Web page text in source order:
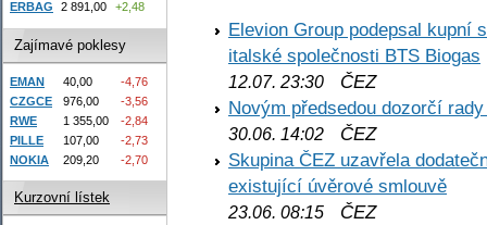
Elevion Group podepsal kupní
italské společnosti BTS Biogas
12.07. 23:30 ČEZ
Novým předsedou dozorčí
30.06. 14:02 ČEZ
Skupina ČEZ uzavřela
existující úvěrové smlouvě
23.06. 08:15 ČEZ
ERBAG
2 891,00 +2,48
Zajímavé poklesy
EMAN 40,00
-4,76
CZGCE
976,00
-3,56
RWE
1 355,00
-2,84
PILLE
107,00
-2,73
NOKIA
209,20 -2,70
Kurzovní lístek